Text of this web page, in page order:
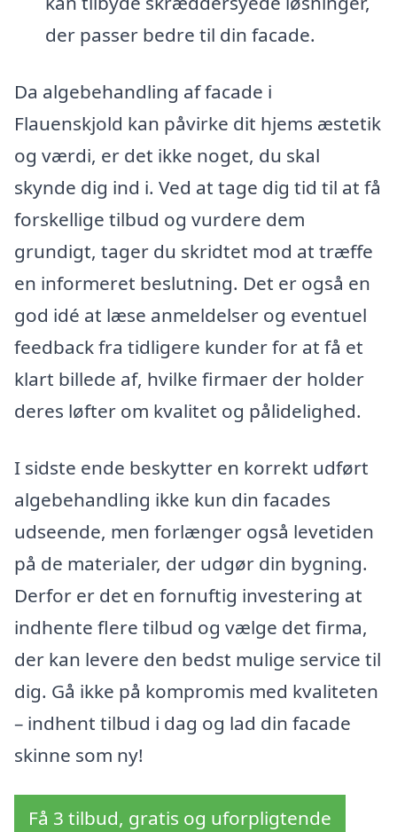
der passer bedre til din facade.
Da algebehandling af facade i
Flauenskjold kan påvirke dit hjems æstetik
og værdi, er det ikke noget, du skal
skynde dig ind i. Ved at tage dig tid til at få
forskellige tilbud og vurdere dem
grundigt, tager du skridtet mod at træffe
en informeret beslutning. Det er også en
god idé at læse anmeldelser og eventuel
feedback fra tidligere kunder for at få et
klart billede af, hvilke firmaer der holder
deres løfter om kvalitet og pålidelighed.
I sidste ende beskytter en korrekt udført
algebehandling ikke kun din facades
udseende, men forlænger også levetiden
på de materialer, der udgør din bygning.
Derfor er det en fornuftig investering at
indhente flere tilbud og vælge det firma,
der kan levere den bedst mulige service til
dig. Gå ikke på kompromis med kvaliteten
– indhent tilbud i dag og lad din facade
skinne som ny!
Få 3 tilbud, gratis og uforpligtende